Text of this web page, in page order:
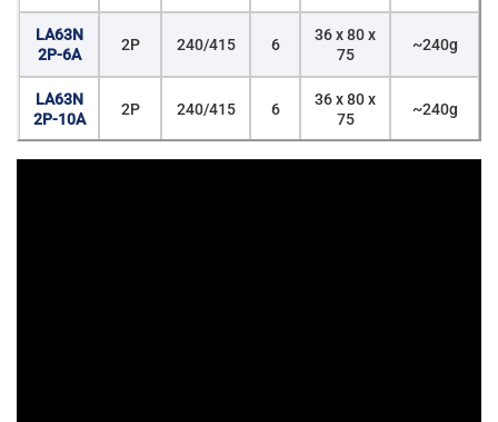
LA63N
2P-6A
2P 240/415 6
36 x 80 x
75
~240g
LA63N
2P-10A
2P 240/415 6
36 x 80 x
75
~240g
LA63N
36 x 80 x